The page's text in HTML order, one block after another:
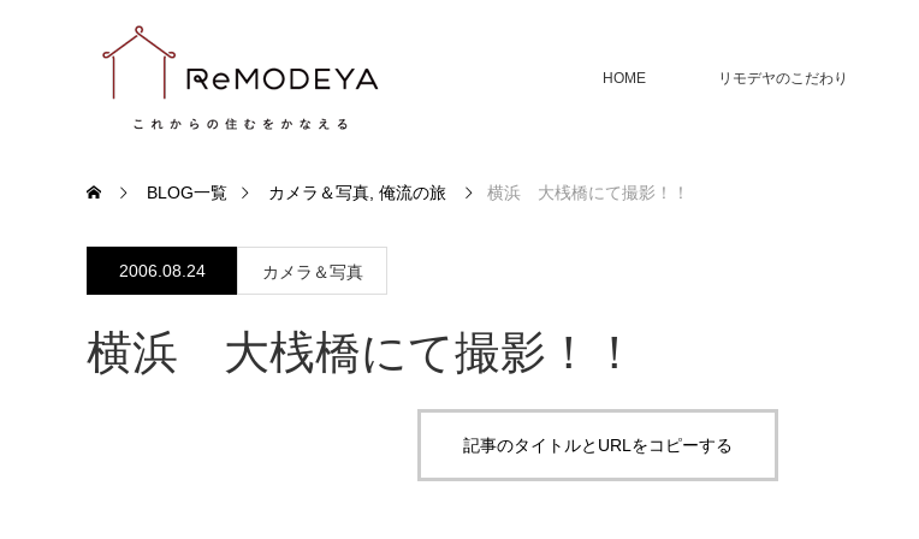
HOME リモデヤのこだわり
BLOG一覧 カメラ＆写真 俺流の旅 横浜 大桟橋にて撮影！！
2006.08.24 カメラ＆写真
横浜 大桟橋にて撮影！！
記事のタイトルとURLをコピーする